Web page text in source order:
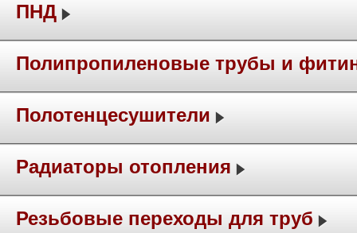
ПНД
Полипропиленовые трубы и
Полотенцесушители
Радиаторы отопления
Резьбовые переходы для труб